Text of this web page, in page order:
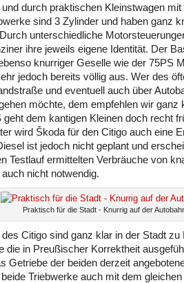
durch praktischen Kleinstwagen mit
sind 3 Zylinder und haben ganz
unterschiedliche
ihre jeweils eigene Identität. Der
knurriger Geselle wie der 75PS
jedoch bereits völlig aus. Wer des
und eventuell auch über
möchte, dem empfehlen wir ganz
dem kantigen Kleinen doch recht
wird Škoda für den Citigo auch eine
ist jedoch nicht geplant und
Testlauf ermittelten Verbräuche von
nicht notwendig.
Praktisch für die Stadt - Knurrig auf der
Citigo sind ganz klar in der Stadt zu
die in Preußischer Korrektheit
Getriebe der beiden derzeit
Triebwerke auch mit dem gleichen